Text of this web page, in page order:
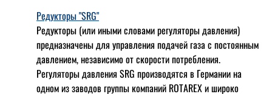
Редукторы "SRG"
Редукторы (или иными словами регуляторы давления)
предназначены для управления подачей газа с постоянным
давлением, независимо от скорости потребления.
Регуляторы давления SRG производятся в Германии на
одном из заводов группы компаний ROTAREX и широко